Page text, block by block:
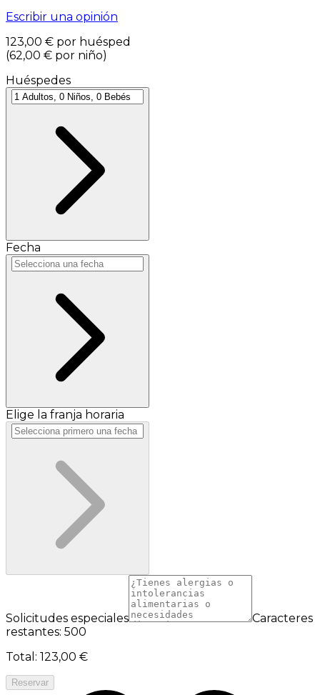
Escribir una opinión
123,00 € por huésped
(62,00 € por niño)
Huéspedes
Fecha
Elige la franja horaria
Solicitudes especiales
Caracteres
restantes: 500
Total : 123,00 €
Reservar